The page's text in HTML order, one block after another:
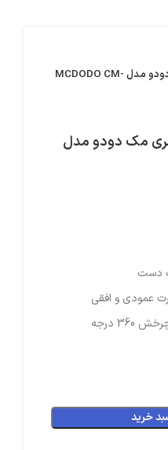
هولدر مگنتی دریچه کولری مک دودو مدل MCDODO CM-
مک دودو مدل
دست
عمودی و افقی
درجه
خرید